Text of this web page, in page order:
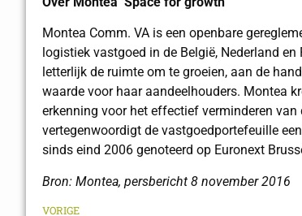
Montea Comm. VA is een openbare
logistiek vastgoed in de België, Nederland
letterlijk de ruimte om te groeien, aan de
waarde voor haar aandeelhouders. Montea
erkenning voor het effectief verminderen
vertegenwoordigt de vastgoedportefeuille
sinds eind 2006 genoteerd op Euronext
Bron: Montea, persbericht 8 november 2016
VORIGE